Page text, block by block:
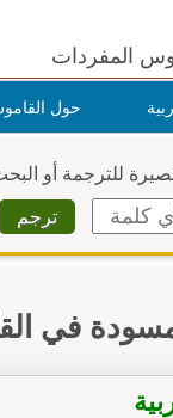
المفردات
حول
للترجمة أو
في